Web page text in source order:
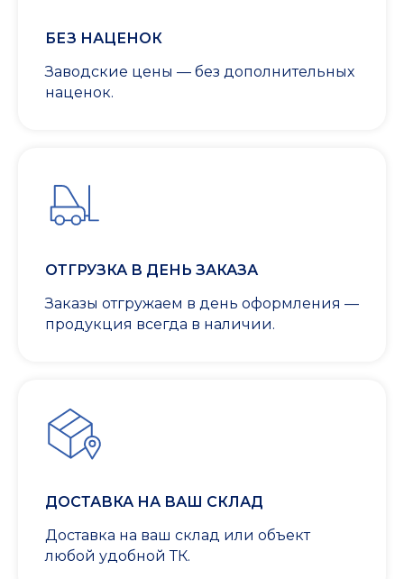
БЕЗ НАЦЕНОК
Заводские цены — без дополнительных
наценок.
ОТГРУЗКА В ДЕНЬ ЗАКАЗА
Заказы отгружаем в день оформления —
продукция всегда в наличии.
ДОСТАВКА НА ВАШ СКЛАД
Доставка на ваш склад или объект
любой удобной ТК.